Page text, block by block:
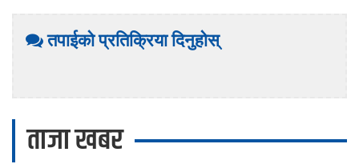
तपाईको प्रतिक्रिया दिनुहोस्
ताजा खबर